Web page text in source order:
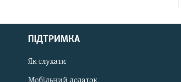
РУС
ПІДТРИМКА
Як слухати